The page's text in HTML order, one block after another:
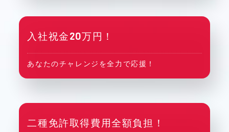
入社祝金20万円！
あなたのチャレンジを全力で応援！
二種免許取得費用全額負担！